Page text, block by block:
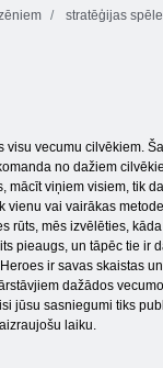
stratēģijas
vecumu cilvēkiem.
no dažiem
viņiem visiem, tik
vai vairākas
mēs izvēlēties,
pieaugs, un tāpēc tie ir
ir savas skaistas
dažādos
jūsu sasniegumi tiks
laiku.